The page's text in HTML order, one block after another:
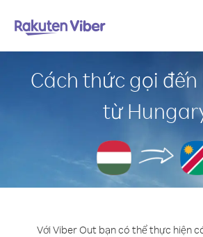
Cách thức gọi
từ
Với Viber Out bạn có thể thực hiện